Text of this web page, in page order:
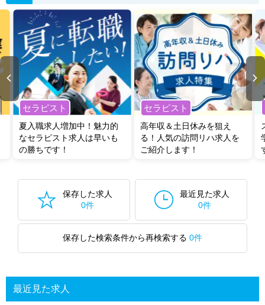
セラピスト
夏入職求人増加中！魅力的
なセラピスト求人は早いも
の勝ちです！
セラピスト
高年収＆土日休みを狙え
る！人気の訪問リハ求人を
ご紹介します！
保存した求人
0件
最近見た求人
0件
保存した検索条件から再検索する 0件
最近見た求人